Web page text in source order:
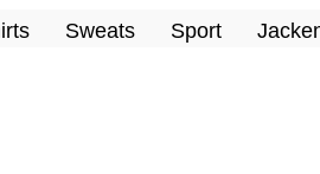
Sweats Sport